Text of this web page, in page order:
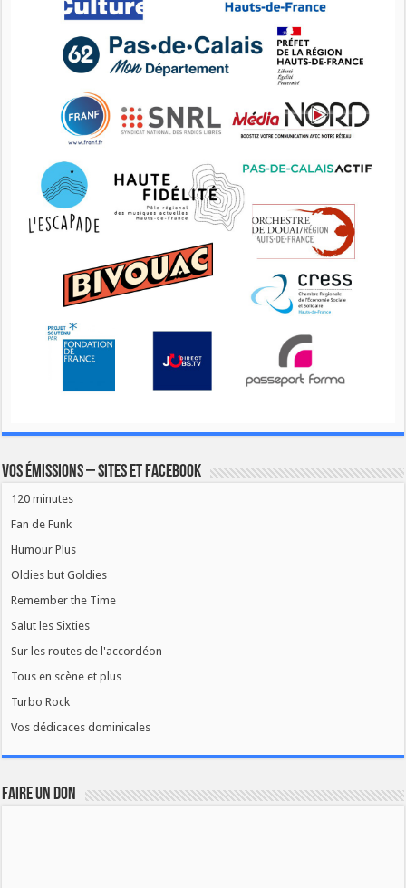
Vos émissions – Sites et Facebook
120 minutes
Fan de Funk
Humour Plus
Oldies but Goldies
Remember the Time
Salut les Sixties
Sur les routes de l'accordéon
Tous en scène et plus
Turbo Rock
Vos dédicaces dominicales
FAIRE UN DON